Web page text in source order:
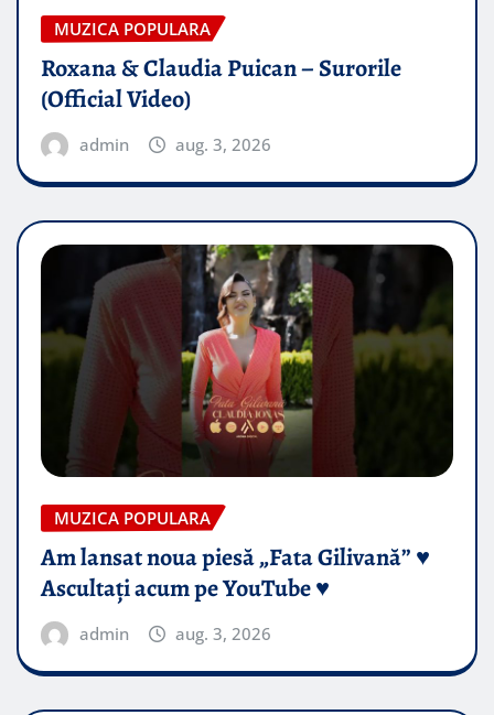
MUZICA POPULARA
Roxana & Claudia Puican – Surorile
(Official Video)
admin aug. 3, 2026
MUZICA POPULARA
Am lansat noua piesă „Fata Gilivană” ♥️
Ascultați acum pe YouTube ♥️
admin aug. 3, 2026